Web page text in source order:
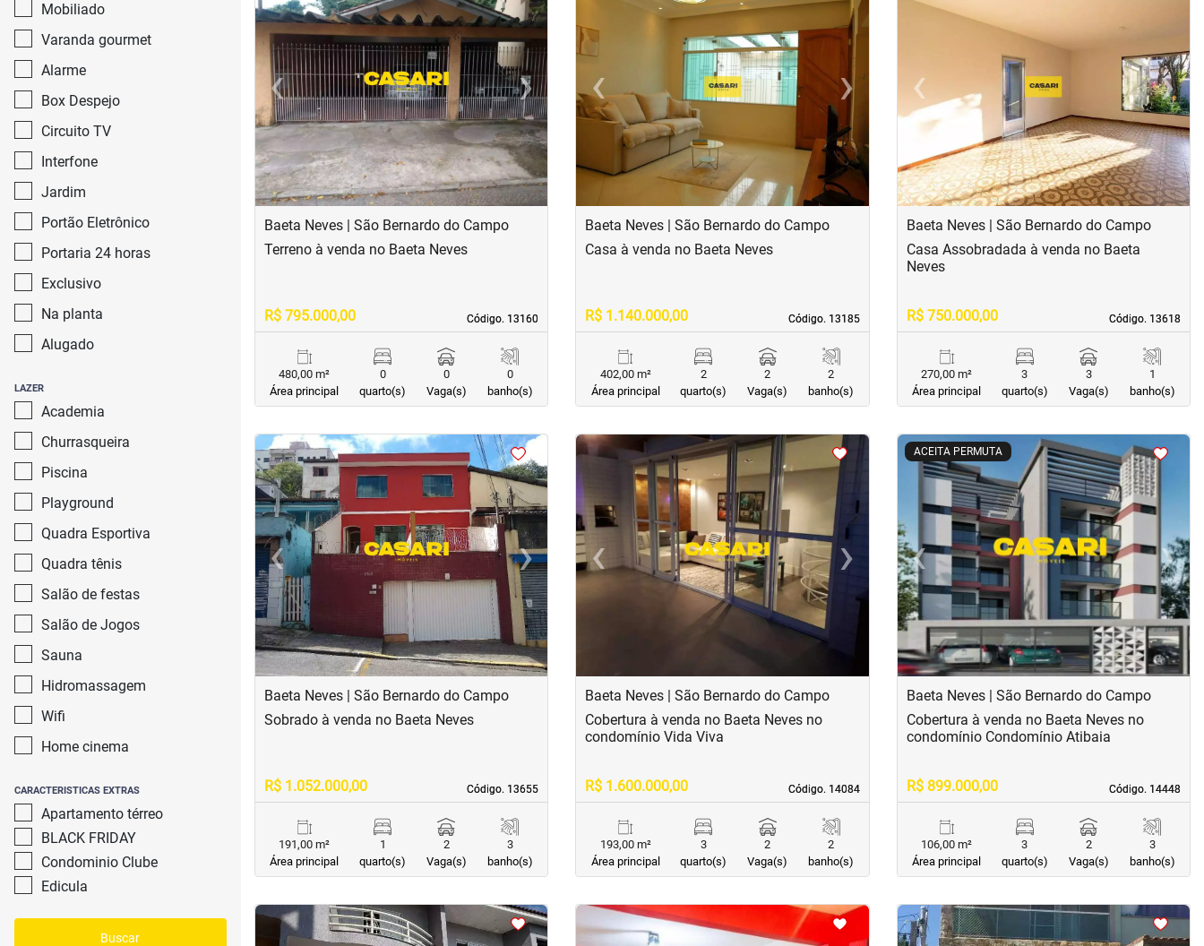
Mobiliado
Varanda gourmet
Alarme
Box Despejo
Circuito TV
Interfone
Jardim
Portão Eletrônico
Portaria 24 horas
Exclusivo
Na planta
Alugado
LAZER
Academia
Churrasqueira
Piscina
Playground
Quadra Esportiva
Quadra tênis
Salão de festas
Salão de Jogos
Sauna
Hidromassagem
Wifi
Home cinema
CARACTERISTICAS EXTRAS
Apartamento térreo
BLACK FRIDAY
Condominio Clube
Edicula
Buscar
‹Previous ›Next
Baeta Neves | São Bernardo do Campo
Código. 13160
Código. 13160
Terreno à venda no Baeta Neves
R$ 795.000,00
480,00 m²
Área principal
0
quarto(s)
0
Vaga(s)
0
banho(s)
‹Previous ›Next
Baeta Neves | São Bernardo do Campo
Código. 13185
Código. 13185
Casa à venda no Baeta Neves
R$ 1.140.000,00
402,00 m²
Área principal
2
quarto(s)
2
Vaga(s)
2
banho(s)
‹Previous ›Next
Baeta Neves | São Bernardo do Campo
Código. 13618
Código. 13618
Casa Assobradada à venda no Baeta
Neves
R$ 750.000,00
270,00 m²
Área principal
3
quarto(s)
3
Vaga(s)
1
banho(s)
< <<<
‹Previous ›Next
Baeta Neves | São Bernardo do Campo
Código. 13655
Código. 13655
Sobrado à venda no Baeta Neves
R$ 1.052.000,00
191,00 m²
Área principal
1
quarto(s)
2
Vaga(s)
3
banho(s)
<<<<
‹Previous ›Next
Baeta Neves | São Bernardo do Campo
Código. 14084
Código. 14084
Cobertura à venda no Baeta Neves no
condomínio Vida Viva
R$ 1.600.000,00
193,00 m²
Área principal
3
quarto(s)
2
Vaga(s)
2
banho(s)
ACEITA PERMUTA
< <<<
‹Previous ›Next
Baeta Neves | São Bernardo do Campo
Código. 14448
Código. 14448
Cobertura à venda no Baeta Neves no
condomínio Condomínio Atibaia
R$ 899.000,00
106,00 m²
Área principal
3
quarto(s)
2
Vaga(s)
3
banho(s)
<<<< << <<<<